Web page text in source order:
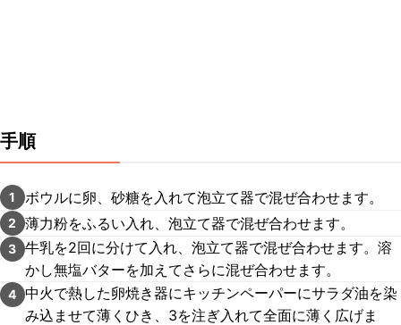
手順
1 ボウルに卵、砂糖を入れて泡立て器で混ぜ合わせます。
2 薄力粉をふるい入れ、泡立て器で混ぜ合わせます。
3 牛乳を2回に分けて入れ、泡立て器で混ぜ合わせます。溶
かし無塩バターを加えてさらに混ぜ合わせます。
4 中火で熱した卵焼き器にキッチンペーパーにサラダ油を染
み込ませて薄くひき、3を注ぎ入れて全面に薄く広げま